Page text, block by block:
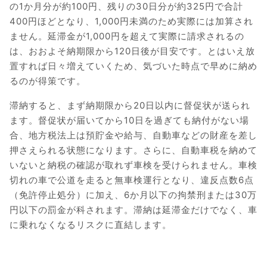
の1か月分が約100円、残りの30日分が約325円で合計
400円ほどとなり、1,000円未満のため実際には加算され
ません。延滞金が1,000円を超えて実際に請求されるの
は、おおよそ納期限から120日後が目安です。とはいえ放
置すれば日々増えていくため、気づいた時点で早めに納め
るのが得策です。
滞納すると、まず納期限から20日以内に督促状が送られ
ます。督促状が届いてから10日を過ぎても納付がない場
合、地方税法上は預貯金や給与、自動車などの財産を差し
押さえられる状態になります。さらに、自動車税を納めて
いないと納税の確認が取れず車検を受けられません。車検
切れの車で公道を走ると無車検運行となり、違反点数6点
（免許停止処分）に加え、6か月以下の拘禁刑または30万
円以下の罰金が科されます。滞納は延滞金だけでなく、車
に乗れなくなるリスクに直結します。